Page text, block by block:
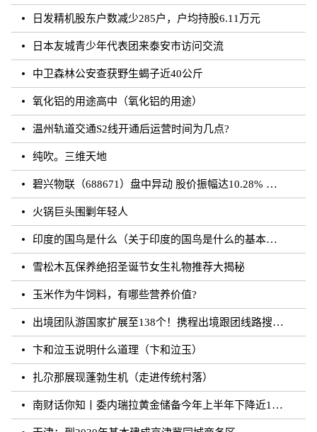
日发精机股东户数减少285户，户均持股6.11万元
日本友城青少年代表团来泰安市访问交流
中卫森林公安查获野生蝎子近40公斤
氧化铝的用途高中（氧化铝的用途）
温州轨道交通S2线开通后运营时间为几点?
纯吹。三维天地
碧兴物联（688671）盘中异动 股价振幅达10.28% 跌7.03% 报55.2元（08-23）
火锅巨头围剿年轻人
印度的国鸟是什么（关于印度的国鸟是什么的基本详情介绍）
雪松木瓦保养绝招圣诞节女生礼物推荐大揭秘
玉米作为牛饲料，有哪些营养价值?
出境团队游国家扩展至138个！携程出境跟团线路搜索涨超20倍
卞和泣玉说明什么道理（卞和泣玉）
扎尕那展现蓬勃生机（走进传统村落）
南财话你知丨委内瑞拉黄金储备今年上半年下降近12%，原因何在？广东“织网”记：全面迈入“高铁时代”，轨道沿线隆起大产业带